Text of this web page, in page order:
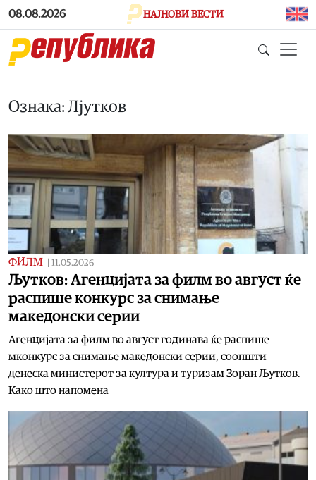
Skip to main content
08.08.2026 НАЈНОВИ ВЕСТИ
Ознака: Лјутков
ФИЛМ 11.05.2026
Љутков: Агенцијата за филм во август ќе
распише конкурс за снимање
македонски серии
Агенцијата за филм во август годинава ќе распише
мконкурс за снимање македонски серии, соопшти
денеска министерот за култура и туризам Зоран Љутков.
Како што напомена